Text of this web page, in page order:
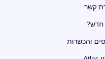
קשר
חדש?
והכשרות